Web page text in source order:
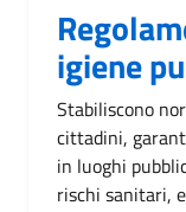
igiene
Stabiliscono
cittadini,
in luoghi
rischi sanitari,